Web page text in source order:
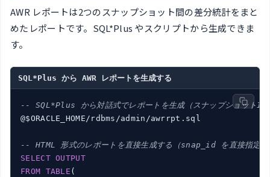
AWR レポートは2つのスナップショット間の差分統計をまと
めたレポートです。SQL*Plus やスクリプトから生成できま
す。
SQL*Plus から AWR レポートを生成する
-- SQL*Plus から対話式でレポートを生成（スナップショットID
@$ORACLE_HOME/rdbms/admin/awrrpt.sql
-- HTML 形式のレポートを直接生成する（snap_id を直接指定）
SELECT OUTPUT
FROM TABLE (